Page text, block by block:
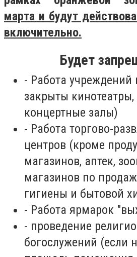
марта и будут
включительно.
Будет
- Работа учреждений
закрыты кинотеатры,
концертные залы)
- Работа торгово-
центров (кроме
магазинов, аптек,
магазинов по
гигиены и бытовой
- Работа ярмарок
- проведение
богослужений (если